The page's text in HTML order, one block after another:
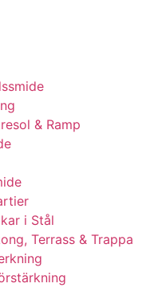
& Ramp
i Stål
Terrass & Trappa